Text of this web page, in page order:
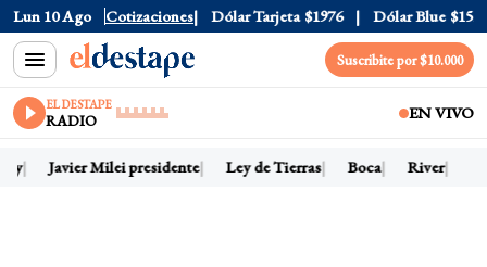
Lun 10 Ago Cotizaciones
Dólar Oficial $1520 Dólar Tarjeta $1976 Dólar Blue $1525
Suscribite por $10.000
EL DESTAPE
RADIO EN VIVO
Javier Milei presidente Ley de Tierras Boca River